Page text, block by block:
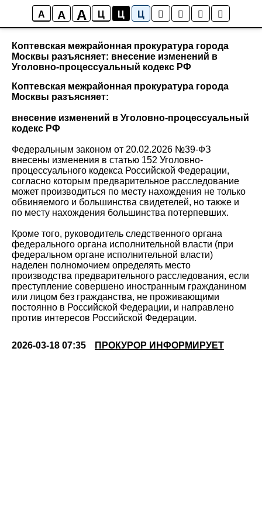
A A A Ц Ц Ц
Новости района Коптево
Коптевская межрайонная прокуратура города
Москвы разъясняет: внесение изменений в
Уголовно-процессуальный кодекс РФ
Коптевская межрайонная прокуратура города
Москвы разъясняет:
внесение изменений в Уголовно-процессуальный
кодекс РФ
Федеральным законом от 20.02.2026 №39-ФЗ
внесены изменения в статью 152 Уголовно-
процессуального кодекса Российской Федерации,
согласно которым предварительное расследование
может производиться по месту нахождения не только
обвиняемого и большинства свидетелей, но также и
по месту нахождения большинства потерпевших.
Кроме того, руководитель следственного органа
федерального органа исполнительной власти (при
федеральном органе исполнительной власти)
наделен полномочием определять место
производства предварительного расследования, если
преступление совершено иностранным гражданином
или лицом без гражданства, не проживающими
постоянно в Российской Федерации, и направлено
против интересов Российской Федерации.
2026-03-18 07:35 ПРОКУРОР ИНФОРМИРУЕТ